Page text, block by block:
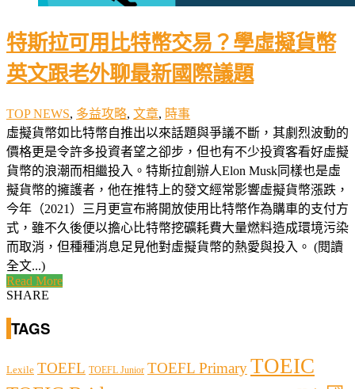
特斯拉可用比特幣交易？學虛擬貨幣
英文跟老外聊最新國際議題
TOP NEWS, 多益攻略, 文章, 時事
虛擬貨幣如比特幣自推出以來話題與爭議不斷，其劇烈波動的
價格更是令許多投資者望之卻步，但也有不少投資客看好虛擬
貨幣的浪潮而相繼投入。特斯拉創辦人Elon Musk同樣也是虛
擬貨幣的擁護者，他在推特上的發文經常影響虛擬貨幣漲跌，
今年（2021）三月更宣布將開放使用比特幣作為購車的支付方
式，雖不久後便以擔心比特幣挖礦耗費大量燃料造成環境污染
而取消，但種種消息足見他對虛擬貨幣的熱愛與投入。 (閱讀
全文...)
Read More
SHARE
TAGS
Lexile TOEFL TOEFL Junior TOEFL PrimaryTOEIC